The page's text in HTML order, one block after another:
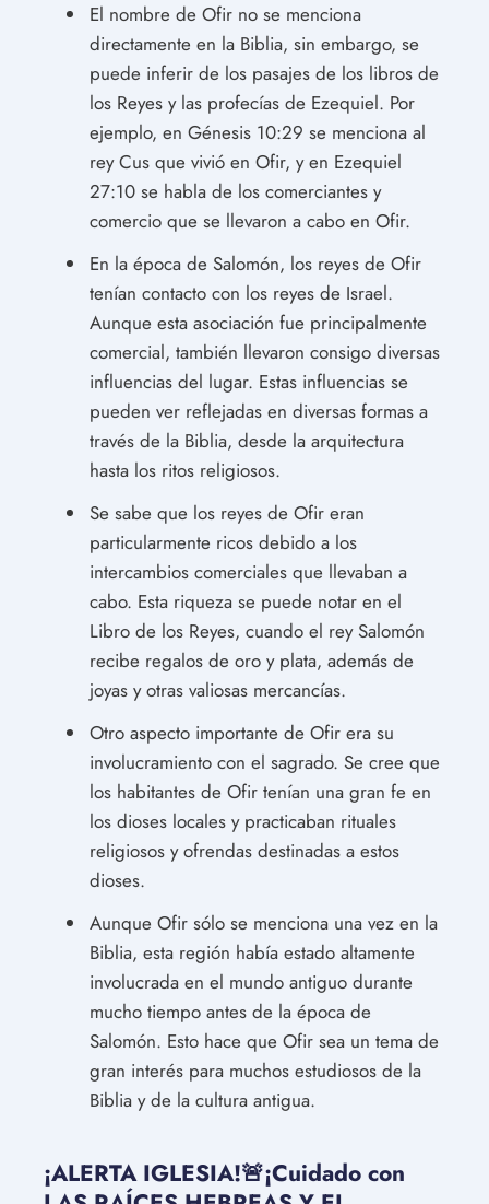
El nombre de Ofir no se menciona
directamente en la Biblia, sin embargo, se
puede inferir de los pasajes de los libros de
los Reyes y las profecías de Ezequiel. Por
ejemplo, en Génesis 10:29 se menciona al
rey Cus que vivió en Ofir, y en Ezequiel
27:10 se habla de los comerciantes y
comercio que se llevaron a cabo en Ofir.
En la época de Salomón, los reyes de Ofir
tenían contacto con los reyes de Israel.
Aunque esta asociación fue principalmente
comercial, también llevaron consigo diversas
influencias del lugar. Estas influencias se
pueden ver reflejadas en diversas formas a
través de la Biblia, desde la arquitectura
hasta los ritos religiosos.
Se sabe que los reyes de Ofir eran
particularmente ricos debido a los
intercambios comerciales que llevaban a
cabo. Esta riqueza se puede notar en el
Libro de los Reyes, cuando el rey Salomón
recibe regalos de oro y plata, además de
joyas y otras valiosas mercancías.
Otro aspecto importante de Ofir era su
involucramiento con el sagrado. Se cree que
los habitantes de Ofir tenían una gran fe en
los dioses locales y practicaban rituales
religiosos y ofrendas destinadas a estos
dioses.
Aunque Ofir sólo se menciona una vez en la
Biblia, esta región había estado altamente
involucrada en el mundo antiguo durante
mucho tiempo antes de la época de
Salomón. Esto hace que Ofir sea un tema de
gran interés para muchos estudiosos de la
Biblia y de la cultura antigua.
¡ALERTA IGLESIA!🚨¡Cuidado con